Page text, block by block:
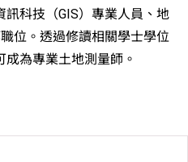
科技（GIS）專業人員、地
位。透過修讀相關學士學位
為專業土地測量師。